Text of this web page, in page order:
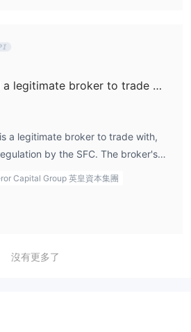
allowing them to choose the
their needs.
Is Emperor Capital a legitimate broker to trade with?
a legitimate broker to trade with,
by the SFC. The broker's
standards ensures that it
and regulated environment.
its complex fee structure may
Despite these factors,
experienced traders who are
Capital Group 英皇資本集團
沒有更多了